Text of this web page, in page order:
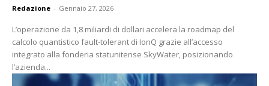
Redazione - Gennaio 27, 2026
L’operazione da 1,8 miliardi di dollari accelera la roadmap del
calcolo quantistico fault-tolerant di IonQ grazie all’accesso
integrato alla fonderia statunitense SkyWater, posizionando
l’azienda...